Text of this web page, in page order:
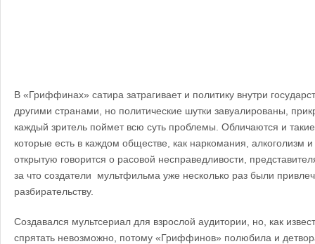
В «Гриффинах» сатира затрагивает и политику внутри
другими странами, но политические шутки завуалированы,
каждый зритель поймет всю суть проблемы. Обличаются и
которые есть в каждом обществе, как наркомания, алкоголизм
открытую говорится о расовой несправедливости,
за что создатели мультфильма уже несколько раз были
разбирательству.
Создавался мультсериал для взрослой аудитории, но, как
спрятать невозможно, потому «Гриффинов» полюбила и